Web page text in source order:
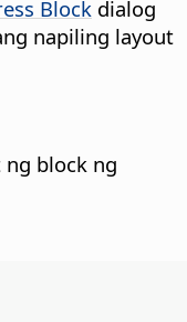
Block dialog
napiling layout
block ng